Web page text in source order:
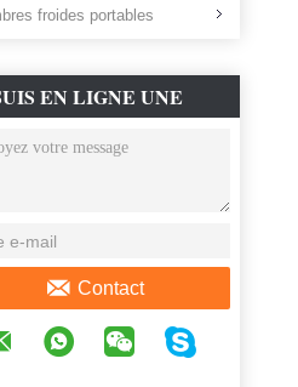
froides portables
EN LIGNE UNE
EN LIGNE
Contact